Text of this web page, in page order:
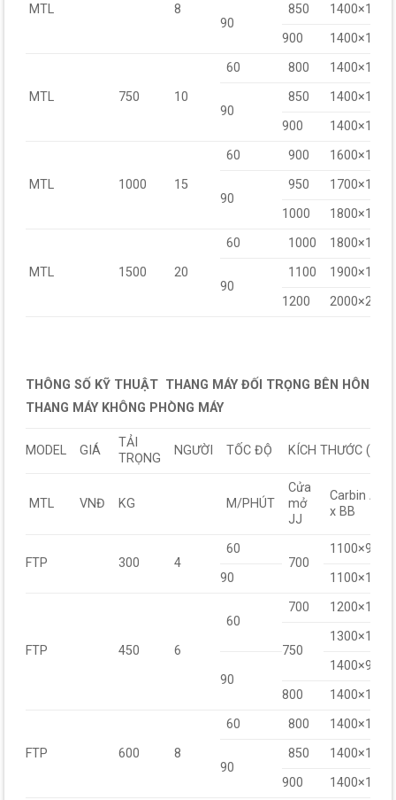
MTL 8
90
850
1400×1200
900
1400×1300
MTL 750 10
60 800 1400×1100
90
850
1400×1200
900
1400×1350
MTL 1000 15
60 900 1600×1500
90
950
1700×1600
1000
1800×1700
MTL 1500 20
60 1000 1800×1800
90
1100
1900×1900
1200
2000×2000
THÔNG SỐ KỸ THUẬT THANG MÁY ĐỐI TRỌNG BÊN HÔNG
THANG MÁY KHÔNG PHÒNG MÁY
MODEL GIÁ
TẢI
TRỌNG
NGƯỜI TỐC ĐỘ KÍCH THƯỚC
MTL VNĐ KG M/PHÚT
Cửa
mở
JJ
Carbin AA
x BB
FTP 300 4
60
700
1100×900
90
1100×1000
FTP 450 6
60
700 1200×1000
750
1300×1000
90
1400×900
800
1400×1000
FTP 600 8
60 800 1400×1100
90
850
1400×1200
900
1400×1300